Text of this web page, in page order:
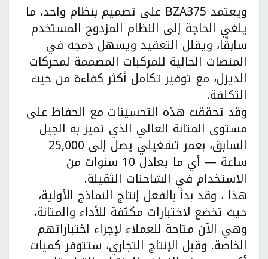
ويعتمد BZA375 على تصميم بنظام واحد، ما
يلغي الحاجة إلى النظام المزدوج المستخدم
سابقًا، ويقلل التعقيد ويسهل دمجه في
المنصات الحالية للمركبات المصممة لمحركات
الديزل، مع توفير تكامل أكثر كفاءة من حيث
التكلفة.
وقد تحققت هذه التحسينات مع الحفاظ على
مستوى المتانة العالي الذي تميز به الجيل
السابق، بعمر تشغيلي يصل إلى 25,000
ساعة — أي ما يعادل 10 سنوات من
الاستخدام في الشاحنات الثقيلة.
هذا ، وقد بدأ بالفعل إنتاج النماذج الأولية،
حيث تخضع لاختبارات مكثفة للأداء والمتانة،
وهي الآن متاحة للعملاء لإجراء اختباراتهم
الخاصة. وقبل الإنتاج التجاري، ستتوفر كميات